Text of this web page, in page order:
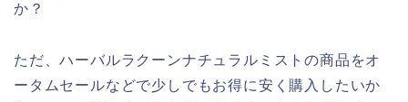
か？
ただ、ハーバルラクーンナチュラルミストの商品をオ
ータムセールなどで少しでもお得に安く購入したいか